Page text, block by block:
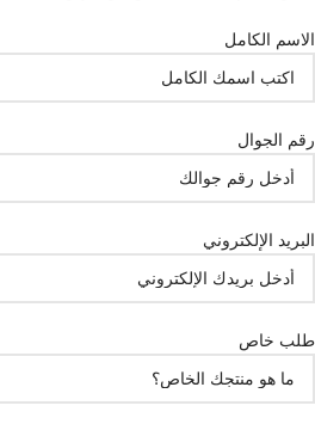
الاسم الكامل
رقم الجوال
البريد الإلكتروني
طلب خاص